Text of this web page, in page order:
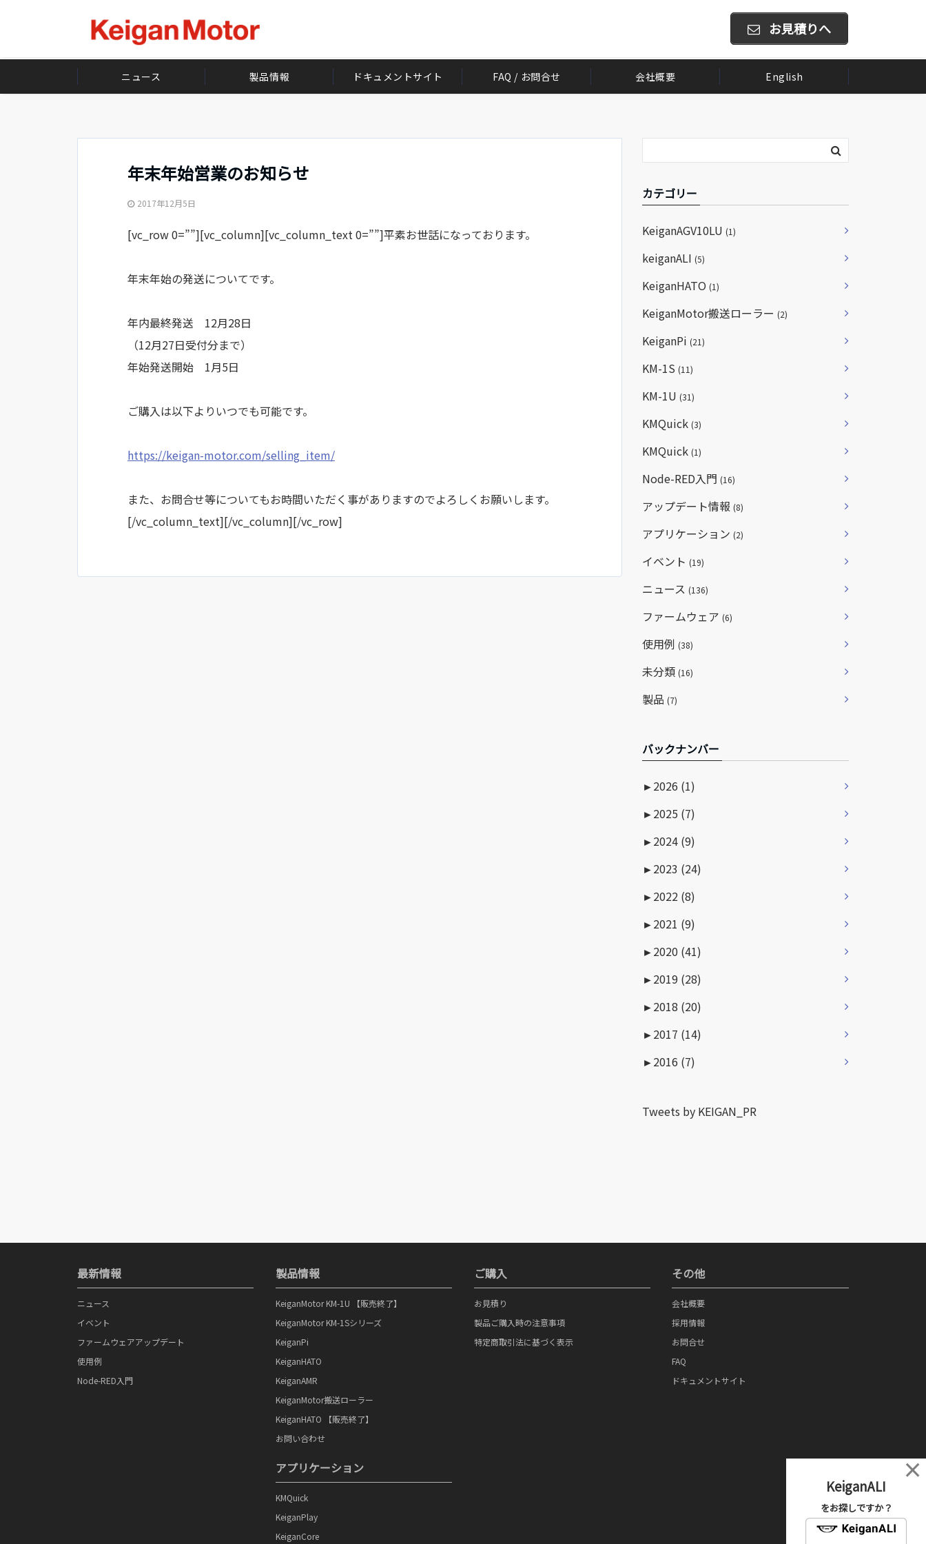
お見積りへ
ニュース 製品情報 ドキュメントサイト FAQ / お問合せ 会社概要 English
年末年始営業のお知らせ
2017年12月5日
[vc_row 0=””][vc_column][vc_column_text 0=””]平素お世話になっております。
年末年始の発送についてです。
年内最終発送 12月28日
（12月27日受付分まで）
年始発送開始 1月5日
ご購入は以下よりいつでも可能です。
https://keigan-motor.com/selling_item/
また、お問合せ等についてもお時間いただく事がありますのでよろしくお願いします。
[/vc_column_text][/vc_column][/vc_row]
カテゴリー
KeiganAGV10LU (1)
keiganALI (5)
KeiganHATO (1)
KeiganMotor搬送ローラー (2)
KeiganPi (21)
KM-1S (11)
KM-1U (31)
KMQuick (3)
KMQuick (1)
Node-RED入門 (16)
アップデート情報 (8)
アプリケーション (2)
イベント (19)
ニュース (136)
ファームウェア (6)
使用例 (38)
未分類 (16)
製品 (7)
バックナンバー
►2026 (1)
►2025 (7)
►2024 (9)
►2023 (24)
►2022 (8)
►2021 (9)
►2020 (41)
►2019 (28)
►2018 (20)
►2017 (14)
►2016 (7)
Tweets by KEIGAN_PR
最新情報
ニュース
イベント
ファームウェアアップデート
使用例
Node-RED入門
製品情報
KeiganMotor KM-1U 【販売終了】
KeiganMotor KM-1Sシリーズ
KeiganPi
KeiganHATO
KeiganAMR
KeiganMotor搬送ローラー
KeiganHATO 【販売終了】
お問い合わせ
アプリケーション
KMQuick
KeiganPlay
KeiganCore
ご購入
お見積り
製品ご購入時の注意事項
特定商取引法に基づく表示
その他
会社概要
採用情報
お問合せ
FAQ
ドキュメントサイト
KeiganALI
をお探しですか？
×